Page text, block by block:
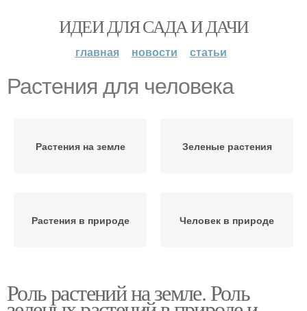
ИДЕИ ДЛЯ САДА И ДАЧИ
главная новости статьи
Растения для человека
Растения на земле Зеленые растения
Растения в природе Человек в природе
Роль растений на земле. Роль